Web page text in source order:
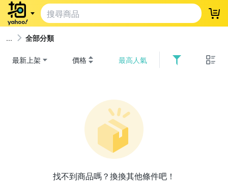
登
全部分類
最新上架 價格 最高人氣
找不到商品嗎？換換其他條件吧！